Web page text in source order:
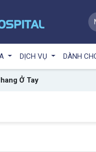
DỊCH VỤ DÀNH
Ở Tay